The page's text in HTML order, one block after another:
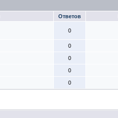
Ответов
0
0
0
0
0